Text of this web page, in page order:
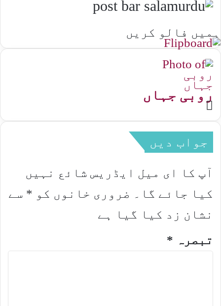
ہمیں فالو کریں
روبی جہاں
Website
جواب دیں
آپ کا ای میل ایڈریس شائع نہیں
کیا جائے گا۔
ضروری خانوں کو * سے
نشان زد کیا گیا ہے
تبصرہ *